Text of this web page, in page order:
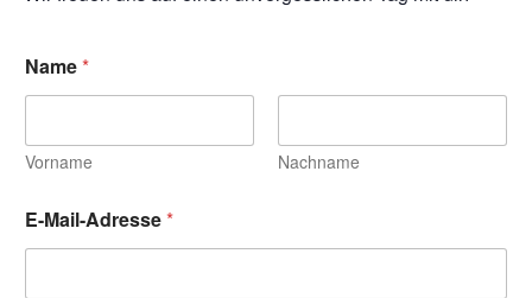
Name*
Vorname Nachname
E-Mail-Adresse*